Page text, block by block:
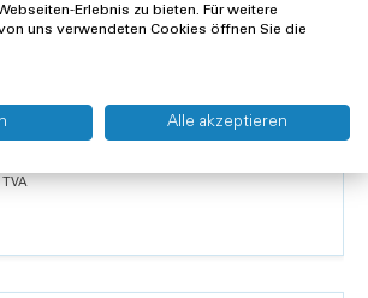
TVA
Erlebnis zu bieten. Für weitere
uns verwendeten Cookies öffnen Sie die
Alle akzeptieren